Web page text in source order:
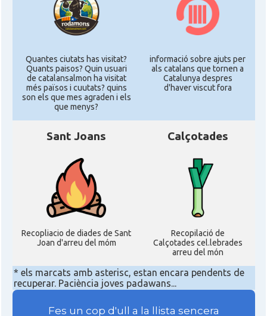
Quantes ciutats has visitat?
Quants paisos? Quin usuari
de catalansalmon ha visitat
més països i cuutats? quins
son els que mes agraden i els
que menys?
informació sobre ajuts per
als catalans que tornen a
Catalunya despres
d'haver viscut fora
Sant Joans
Recopliacio de diades de Sant
Joan d'arreu del móm
Calçotades
Recopilació de
Calçotades cel.lebrades
arreu del món
* els marcats amb asterisc, estan encara pendents de
recuperar. Paciència joves padawans...
Fes un cop d'ull a la llista sencera